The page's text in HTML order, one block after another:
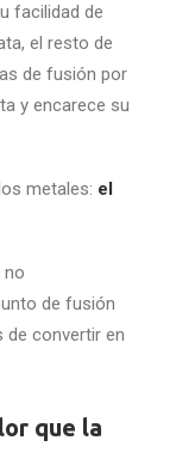
facilidad de
el resto de
de fusión por
y encarece su
metales: el
no
de fusión
de convertir en
que la